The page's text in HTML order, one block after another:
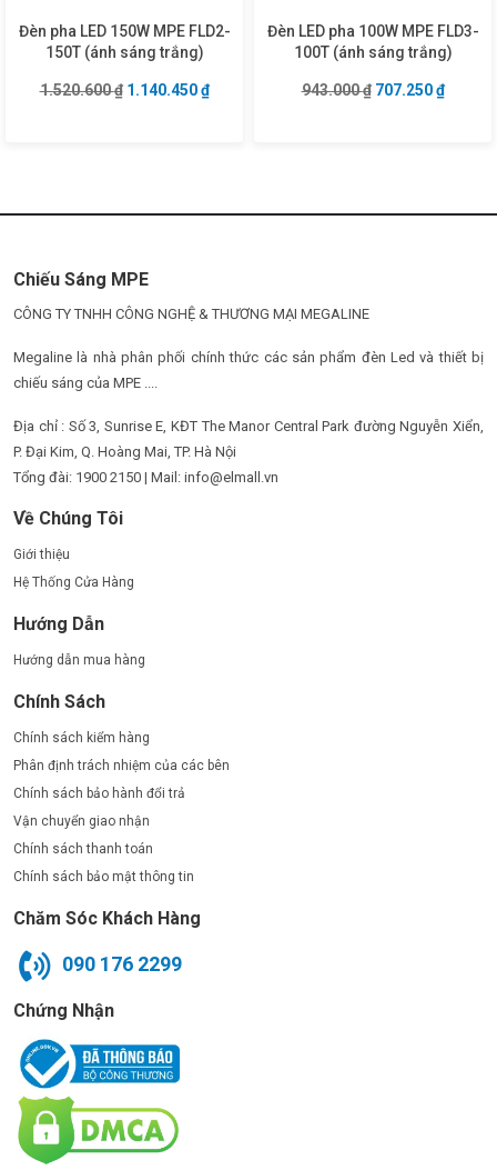
Đèn pha LED 150W MPE FLD2-
150T (ánh sáng trắng)
1.520.600₫ Giá gốc là: 1.520.600 ₫.
1.140.450₫Giá hiện tại là: 1.140.450 ₫.
Đèn LED pha 100W MPE FLD3-
100T (ánh sáng trắng)
943.000₫ Giá gốc là:
707.250₫Giá
Chiếu Sáng MPE
CÔNG TY TNHH CÔNG NGHỆ & THƯƠNG MẠI MEGALINE
Megaline là nhà phân phối chính thức các sản phẩm đèn Led và thiết bị
chiếu sáng của MPE ....
Địa chỉ : Số 3, Sunrise E, KĐT The Manor Central Park đường Nguyễn Xiển,
P. Đại Kim, Q. Hoàng Mai, TP. Hà Nội
Tổng đài: 1900 2150 | Mail: info@elmall.vn
Về Chúng Tôi
Giới thiệu
Hệ Thống Cửa Hàng
Hướng Dẫn
Hướng dẫn mua hàng
Chính Sách
Chính sách kiểm hàng
Phân định trách nhiệm của các bên
Chính sách bảo hành đổi trả
Vận chuyển giao nhận
Chính sách thanh toán
Chính sách bảo mật thông tin
Chăm Sóc Khách Hàng
090 176 2299
Chứng Nhận